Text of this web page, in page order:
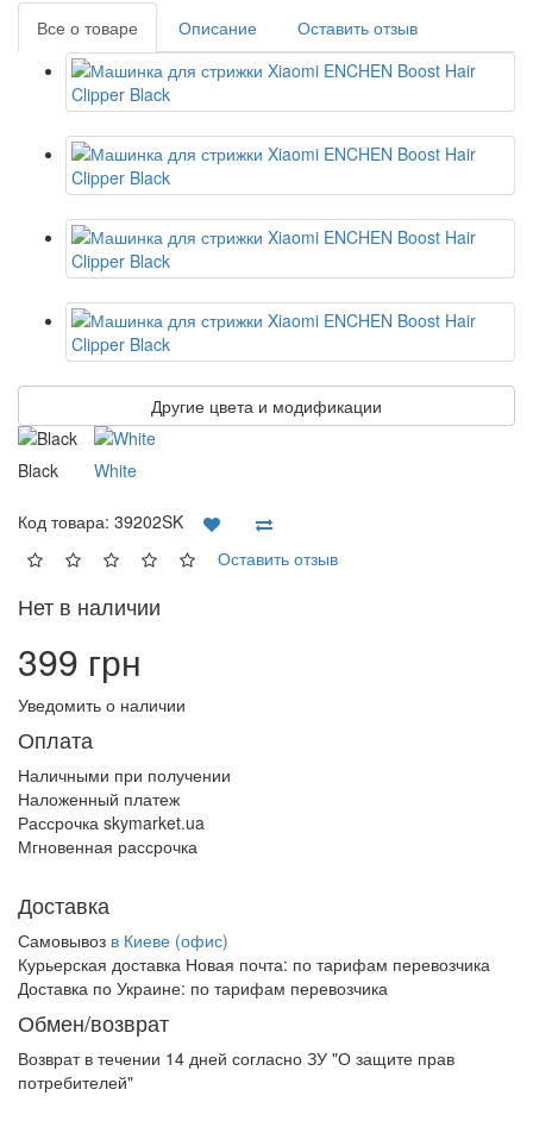
Все о товаре Описание Оставить отзыв
Другие цвета и модификации
Black White
Код товара: 39202SK
Оставить отзыв
Нет в наличии
399 грн
Уведомить о наличии
Оплата
Наличными при получении
Наложенный платеж
Рассрочка skymarket.ua
Мгновенная рассрочка
Доставка
Самовывоз в Киеве (офис)
Курьерская доставка Новая почта: по тарифам перевозчика
Доставка по Украине: по тарифам перевозчика
Обмен/возврат
Возврат в течении 14 дней согласно ЗУ "О защите прав
потребителей"